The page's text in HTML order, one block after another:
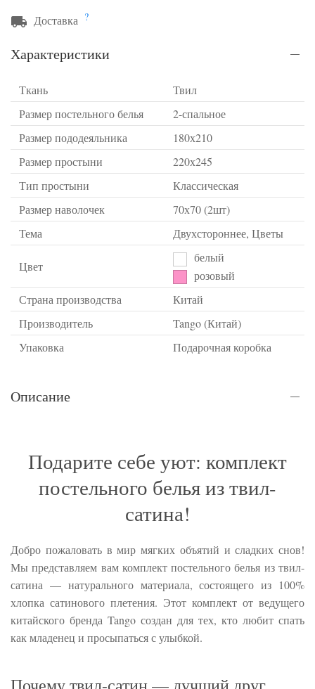
Доставка ?
Характеристики
Ткань
Твил
Размер постельного белья
2-спальное
Размер пододеяльника
180х210
Размер простыни
220х245
Тип простыни
Классическая
Размер наволочек
70х70 (2шт)
Тема
Двухстороннее, Цветы
Цвет
белый
розовый
Страна производства
Китай
Производитель
Tango (Китай)
Упаковка
Подарочная коробка
Описание
Подарите себе уют: комплект
постельного белья из твил-
сатина!
Добро пожаловать в мир мягких объятий и сладких снов!
Мы представляем вам комплект постельного белья из твил-
сатина — натурального материала, состоящего из 100%
хлопка сатинового плетения. Этот комплект от ведущего
китайского бренда Tango создан для тех, кто любит спать
как младенец и просыпаться с улыбкой.